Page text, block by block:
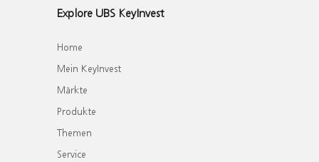
Explore UBS KeyInvest
Home
Mein KeyInvest
Märkte
Produkte
Themen
Service